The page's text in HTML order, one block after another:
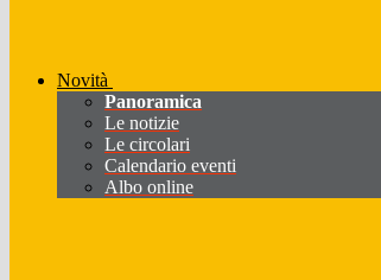
Novità
Panoramica
Le notizie
Le circolari
Calendario eventi
Albo online